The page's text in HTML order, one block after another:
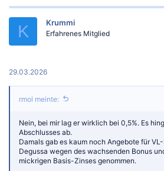
k
:
K Krummi
Erfahrenes Mitglied
29.03.2026
rmol meinte:
Nein, bei mir lag er wirklich bei 0,5%. Es
Abschlusses ab.
Damals gab es kaum noch Angebote für
Degussa wegen des wachsenden Bonus
mickrigen Basis-Zinses genommen.